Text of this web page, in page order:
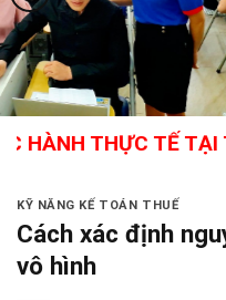
TẾ TẠI THANH
KỸ NĂNG KẾ TOÁN THUẾ
Cách xác định
vô hình